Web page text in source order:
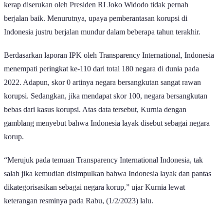
kerap diserukan oleh Presiden RI Joko Widodo tidak pernah
berjalan baik. Menurutnya, upaya pemberantasan korupsi di
Indonesia justru berjalan mundur dalam beberapa tahun terakhir.
Berdasarkan laporan IPK oleh Transparency International, Indonesia
menempati peringkat ke-110 dari total 180 negara di dunia pada
2022. Adapun, skor 0 artinya negara bersangkutan sangat rawan
korupsi. Sedangkan, jika mendapat skor 100, negara bersangkutan
bebas dari kasus korupsi. Atas data tersebut, Kurnia dengan
gamblang menyebut bahwa Indonesia layak disebut sebagai negara
korup.
“Merujuk pada temuan Transparency International Indonesia, tak
salah jika kemudian disimpulkan bahwa Indonesia layak dan pantas
dikategorisasikan sebagai negara korup,” ujar Kurnia lewat
keterangan resminya pada Rabu, (1/2/2023) lalu.